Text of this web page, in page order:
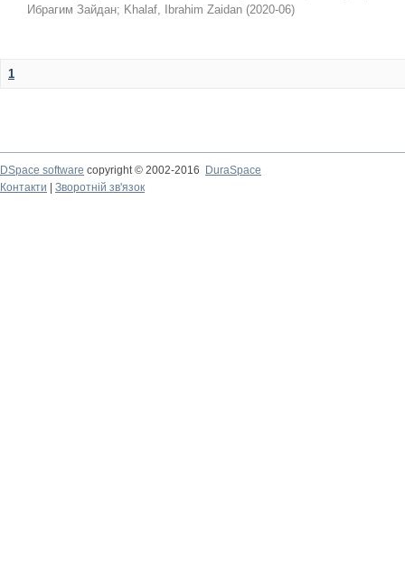
Ибрагим Зайдан; Khalaf, Ibrahim Zaidan (2020-06)
1
DSpace software copyright © 2002-2016
DuraSpace
Контакти
Зворотній зв'язок